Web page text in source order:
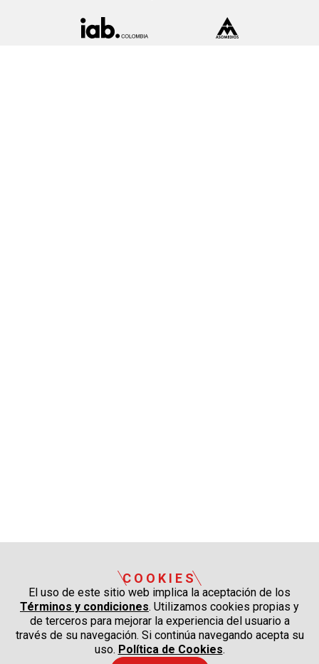
COOKIES
El uso de este sitio web implica la aceptación de los
Términos y condiciones. Utilizamos cookies propias y
de terceros para mejorar la experiencia del usuario a
través de su navegación. Si continúa navegando acepta su
uso. Política de Cookies.